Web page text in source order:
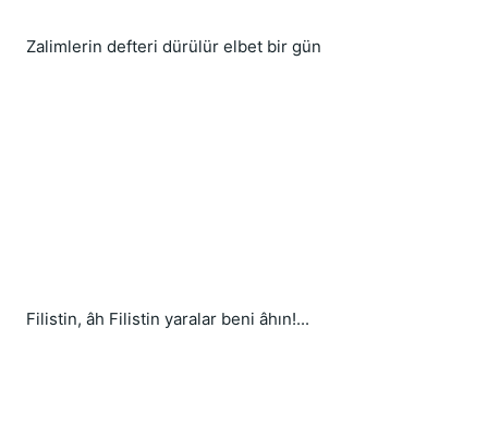
Zalimlerin defteri dürülür elbet bir gün
Filistin, âh Filistin yaralar beni âhın!...